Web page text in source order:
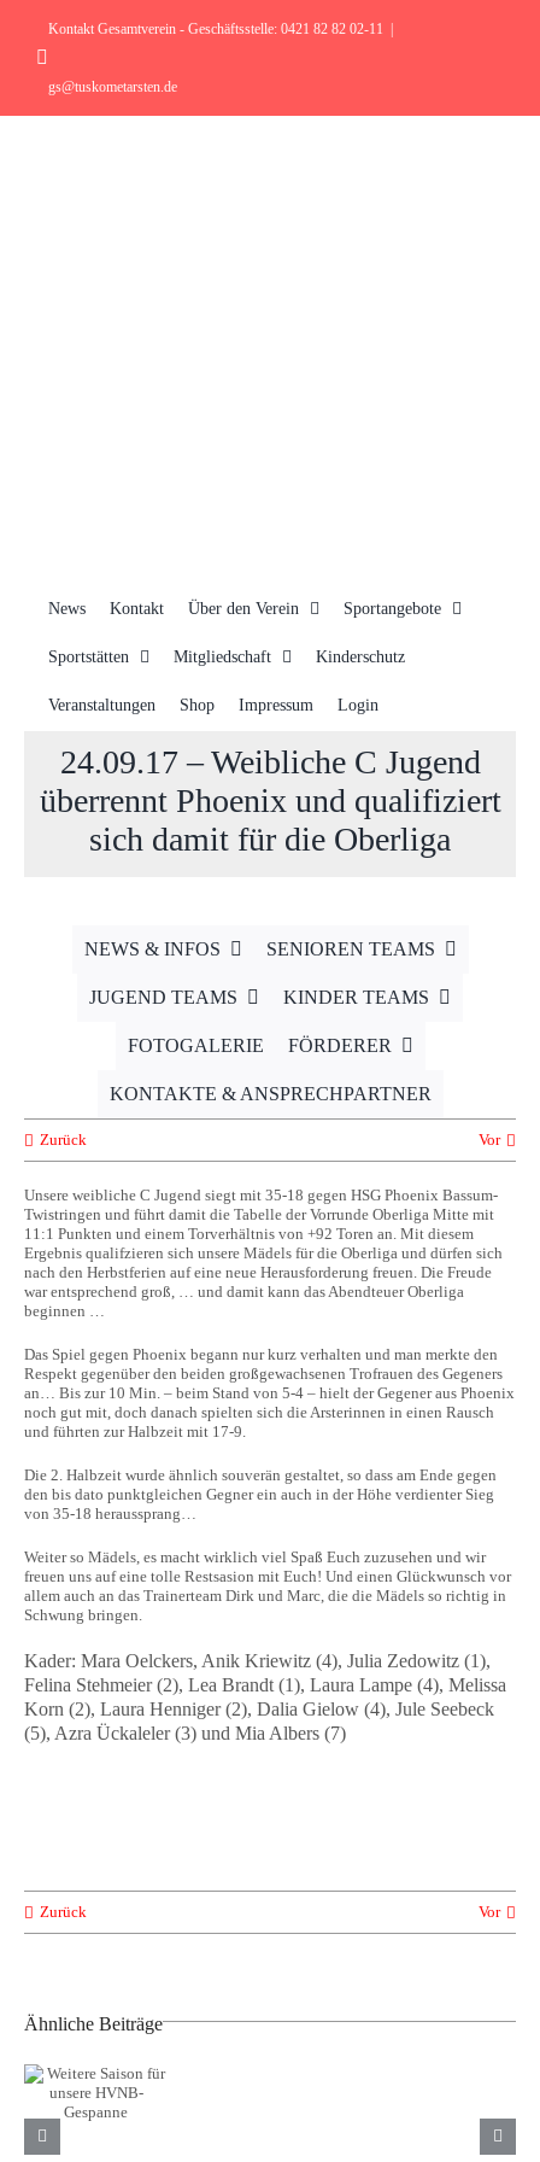
springen
Kontakt Gesamtverein - Geschäftsstelle: 0421 82 82 02-11
gs@tuskometarsten.de
News Kontakt Über den Verein Sportangebote
Sportstätten Mitgliedschaft Kinderschutz
Veranstaltungen Shop Impressum Login
24.09.17 – Weibliche C Jugend
überrennt Phoenix und qualifiziert
sich damit für die Oberliga
NEWS & INFOS SENIOREN TEAMS
JUGEND TEAMS KINDER TEAMS
FOTOGALERIE FÖRDERER
KONTAKTE & ANSPRECHPARTNER
Zurück Vor
Unsere weibliche C Jugend siegt mit 35-18 gegen HSG Phoenix Bassum-
Twistringen und führt damit die Tabelle der Vorrunde Oberliga Mitte mit
11:1 Punkten und einem Torverhältnis von +92 Toren an. Mit diesem
Ergebnis qualifzieren sich unsere Mädels für die Oberliga und dürfen sich
nach den Herbstferien auf eine neue Herausforderung freuen. Die Freude
war entsprechend groß, … und damit kann das Abendteuer Oberliga
beginnen …
Das Spiel gegen Phoenix begann nur kurz verhalten und man merkte den
Respekt gegenüber den beiden großgewachsenen Trofrauen des Gegeners
an… Bis zur 10 Min. – beim Stand von 5-4 – hielt der Gegener aus Phoenix
noch gut mit, doch danach spielten sich die Arsterinnen in einen Rausch
und führten zur Halbzeit mit 17-9.
Die 2. Halbzeit wurde ähnlich souverän gestaltet, so dass am Ende gegen
den bis dato punktgleichen Gegner ein auch in der Höhe verdienter Sieg
von 35-18 heraussprang…
Weiter so Mädels, es macht wirklich viel Spaß Euch zuzusehen und wir
freuen uns auf eine tolle Restsasion mit Euch! Und einen Glückwunsch vor
allem auch an das Trainerteam Dirk und Marc, die die Mädels so richtig in
Schwung bringen.
Kader: Mara Oelckers, Anik Kriewitz (4), Julia Zedowitz (1),
Felina Stehmeier (2), Lea Brandt (1), Laura Lampe (4), Melissa
Korn (2), Laura Henniger (2), Dalia Gielow (4), Jule Seebeck
(5), Azra Ückaleler (3) und Mia Albers (7)
Zurück Vor
Ähnliche Beiträge
Saison für
unsere
HVNB-
Gespanne